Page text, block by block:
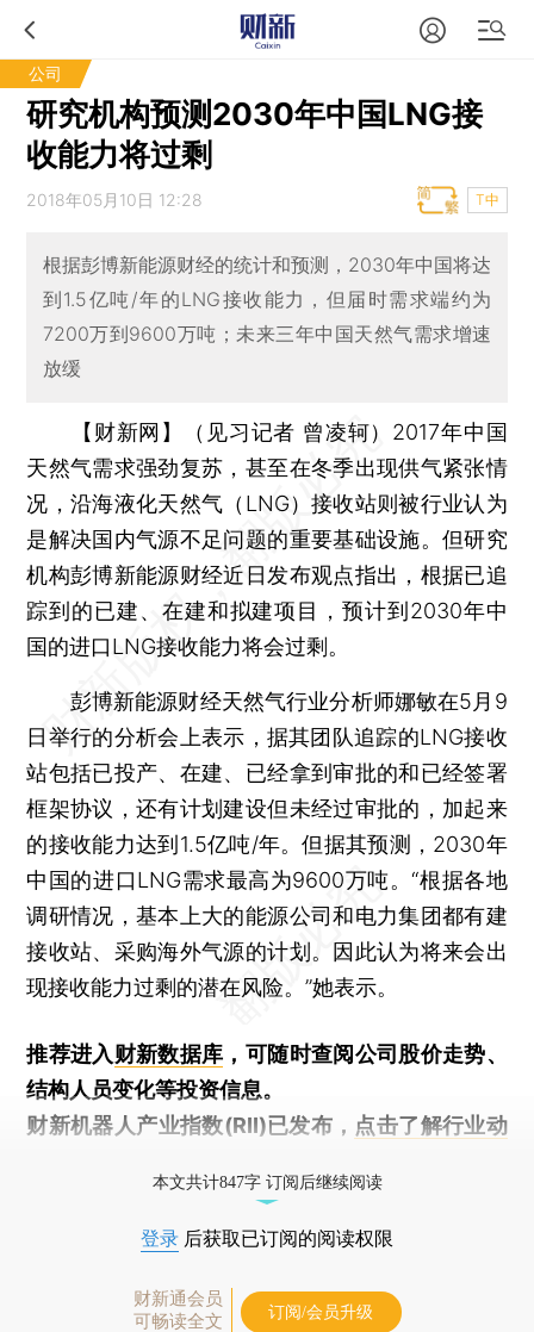
公司
研究机构预测2030年中国LNG接
收能力将过剩
2018年05月10日 12:28 T中
根据彭博新能源财经的统计和预测，2030年中国将达
到1.5亿吨/年的LNG接收能力，但届时需求端约为
7200万到9600万吨；未来三年中国天然气需求增速
放缓
【财新网】（见习记者 曾凌轲） 2017年中国
天然气需求强劲复苏，甚至在冬季出现供气紧张情
况，沿海液化天然气（LNG）接收站则被行业认为
是解决国内气源不足问题的重要基础设施。但研究
机构彭博新能源财经近日发布观点指出，根据已追
踪到的已建、在建和拟建项目，预计到2030年中
国的进口LNG接收能力将会过剩。
彭博新能源财经天然气行业分析师娜敏在5月9
日举行的分析会上表示，据其团队追踪的LNG接收
站包括已投产、在建、已经拿到审批的和已经签署
框架协议，还有计划建设但未经过审批的，加起来
的接收能力达到1.5亿吨/年。但据其预测，2030年
中国的进口LNG需求最高为9600万吨。“根据各地
调研情况，基本上大的能源公司和电力集团都有建
接收站、采购海外气源的计划。因此认为将来会出
现接收能力过剩的潜在风险。”她表示。
推荐进入财新数据库 ，可随时查阅公司股价走势、
结构人员变化等投资信息。
财新机器人产业指数(RII)已发布， 点击了解行业动
本文共计847字 订阅后继续阅读
登录 后获取已订阅的阅读权限
财新通会员
可畅读全文
订阅/会员升级